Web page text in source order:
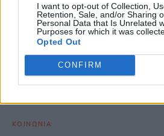
I want to opt-out of Collection,
Retention, Sale, and/or Sharing
Personal Data that Is Unrelated
Purposes for which it was
Opted Out
CONFIRM
ΚΟΙΝΩΝΙΑ